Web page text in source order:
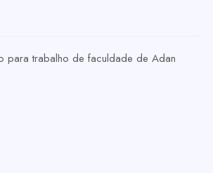
para trabalho de faculdade de Adan